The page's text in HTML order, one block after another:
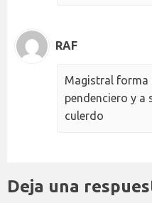
RAF
Magistral forma
pendenciero y a
culerdo
Deja una